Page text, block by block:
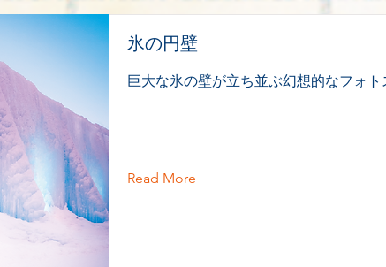
氷の円壁
巨大な氷の壁が立ち並ぶ幻想的なフォト
Read More